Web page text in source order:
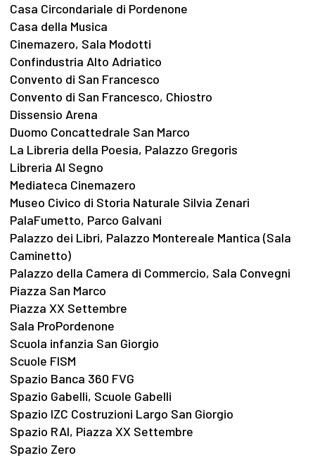
Casa Circondariale di Pordenone
Casa della Musica
Cinemazero, Sala Modotti
Confindustria Alto Adriatico
Convento di San Francesco
Convento di San Francesco, Chiostro
Dissensio Arena
Duomo Concattedrale San Marco
La Libreria della Poesia, Palazzo Gregoris
Libreria Al Segno
Mediateca Cinemazero
Museo Civico di Storia Naturale Silvia Zenari
PalaFumetto, Parco Galvani
Palazzo dei Libri, Palazzo Montereale Mantica (Sala
Caminetto)
Palazzo della Camera di Commercio, Sala Convegni
Piazza San Marco
Piazza XX Settembre
Sala ProPordenone
Scuola infanzia San Giorgio
Scuole FISM
Spazio Banca 360 FVG
Spazio Gabelli, Scuole Gabelli
Spazio IZC Costruzioni Largo San Giorgio
Spazio RAI, Piazza XX Settembre
Spazio Zero